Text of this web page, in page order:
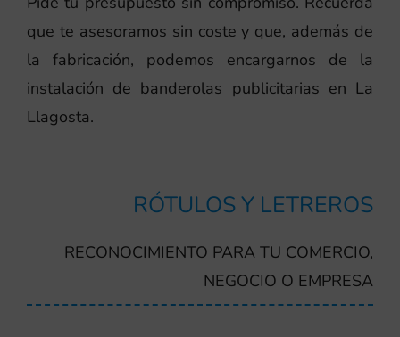
que te asesoramos sin coste y que, además de
la fabricación, podemos encargarnos de la
instalación de banderolas publicitarias en La
Llagosta.
RÓTULOS Y LETREROS
RECONOCIMIENTO PARA TU COMERCIO,
NEGOCIO O EMPRESA